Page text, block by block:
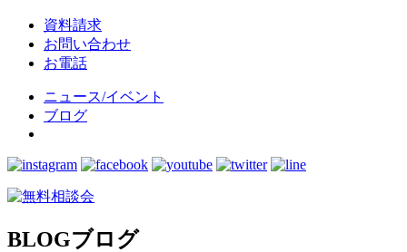
資料請求
お問い合わせ
お電話
ニュース/イベント
ブログ
BLOGブログ